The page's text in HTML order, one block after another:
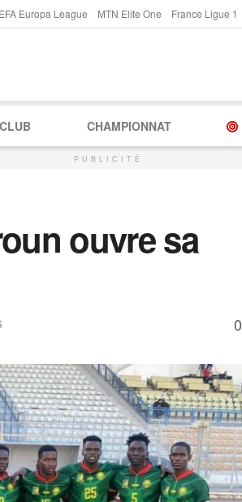
Europa League MTN Elite One France Ligue 1
CHAMPIONNAT
PUBLICITÉ
ouvre sa
0